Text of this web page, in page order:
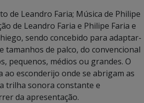
de Leandro Faria; Música de Philipe
de Leandro Faria e Philipe Faria e
sendo concebido para adaptar-
tamanhos de palco, do convencional
pequenos, médios ou grandes. O
ao esconderijo onde se abrigam as
trilha sonora constante e
da apresentação.